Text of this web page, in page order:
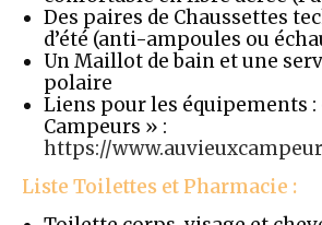
Des paires de Chaussettes
d’été (anti-ampoules ou
Un Maillot de bain et une
polaire
Liens pour les équipements :
Campeurs » :
https://
Liste Toilettes et Pharmacie :